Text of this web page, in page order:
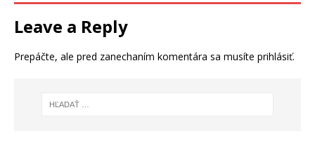
Leave a Reply
Prepáčte, ale pred zanechaním komentára sa musíte prihlásiť.